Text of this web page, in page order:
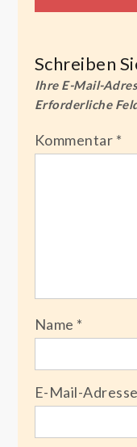
Schreiben
Ihre E-Mail-
Erforderliche
Kommentar *
Name *
E-Mail-Adresse